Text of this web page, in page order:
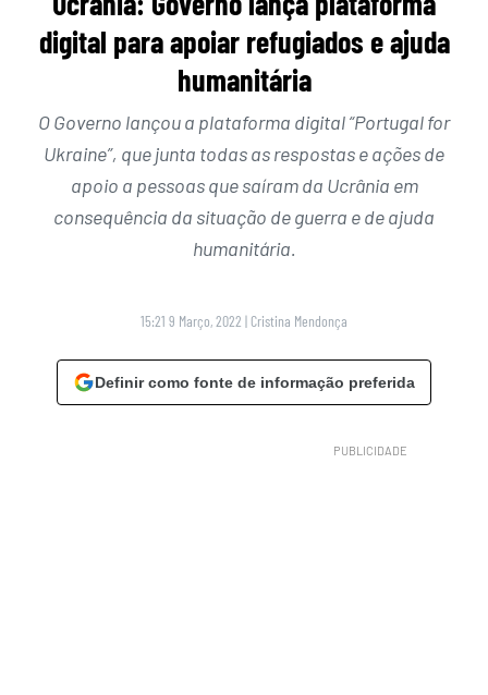
digital para apoiar refugiados e ajuda
humanitária
O Governo lançou a plataforma digital “Portugal for
Ukraine”, que junta todas as respostas e ações de
apoio a pessoas que saíram da Ucrânia em
consequência da situação de guerra e de ajuda
humanitária.
15:21 9 Março, 2022 | Cristina Mendonça
Definir como fonte de informação preferida